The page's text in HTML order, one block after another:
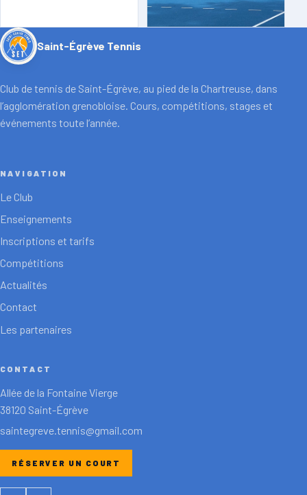
Saint-Égrève Tennis
Club de tennis de Saint-Égrève, au pied de la Chartreuse, dans
l’agglomération grenobloise. Cours, compétitions, stages et
événements toute l’année.
NAVIGATION
Le Club
Enseignements
Inscriptions et tarifs
Compétitions
Actualités
Contact
Les partenaires
CONTACT
Allée de la Fontaine Vierge
38120 Saint-Égrève
saintegreve.tennis@gmail.com
RÉSERVER UN COURT